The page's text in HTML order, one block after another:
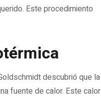
descubrió que la
fuente de calor. Este calor